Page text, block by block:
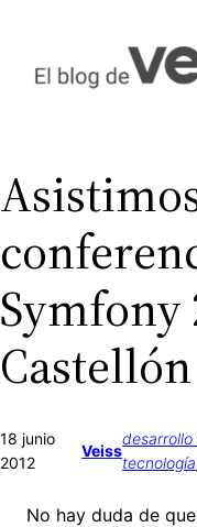
contenido
Symfony
Castellón
18 junio
2012
Veiss
desarrollo
tecnología
No hay duda de